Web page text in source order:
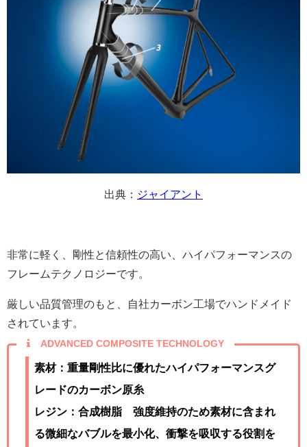
出典： ジャイアント
非常に軽く、剛性と信頼性の高い、ハイパフォーマンスの
フレームテクノロジーです。
厳しい品質管理のもと、自社カーボン工場でハンドメイド
されています。
ADVANCED COMPOSITE TECHNOLOGY
素材：重量剛性比に優れたハイパフォーマンスグ
レードのカーボン原糸
レジン：合成樹脂 強度維持のため素材に含まれ
る微細なバブルを最小化、衝撃を吸収する役割を